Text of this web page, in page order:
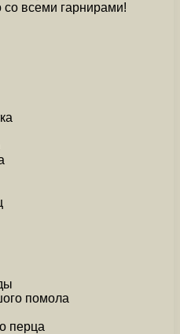
со всеми гарнирами!
помола
перца